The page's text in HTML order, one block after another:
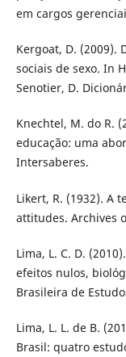
em cargos
Kergoat, D. (2009).
sociais de sexo. In
Senotier, D.
Knechtel, M. do R.
educação: uma
Intersaberes.
Likert, R. (1932). A
attitudes. Archives
Lima, L. C. D.
efeitos nulos,
Brasileira de
Lima, L. L. de B.
Brasil: quatro